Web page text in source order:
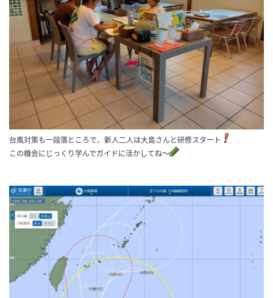
台風対策も一段落ところで、新人二人は大島さんと研修スタート
この機会にじっくり学んでガイドに活かしてね～